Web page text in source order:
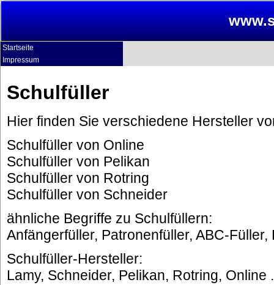
Startseite
Impressum
Schulfüller
Hier finden Sie verschiedene Hersteller
Schulfüller von Online
Schulfüller von Pelikan
Schulfüller von Rotring
Schulfüller von Schneider
ähnliche Begriffe zu Schulfüllern:
Anfängerfüller, Patronenfüller, ABC-Füller,
Schulfüller-Hersteller:
Lamy, Schneider, Pelikan, Rotring, Online